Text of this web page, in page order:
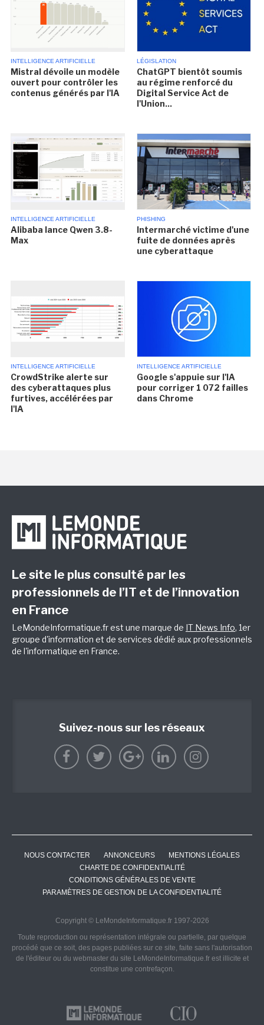
INTELLIGENCE ARTIFICIELLE
Mistral dévoile un modèle
ouvert pour contrôler les
contenus générés par l'IA
LÉGISLATION
ChatGPT bientôt soumis
au régime renforcé du
Digital Service Act de
l'Union...
INTELLIGENCE ARTIFICIELLE
Alibaba lance Qwen 3.8-
Max
PHISHING
Intermarché victime d'une
fuite de données après
une cyberattaque
INTELLIGENCE ARTIFICIELLE
CrowdStrike alerte sur
des cyberattaques plus
furtives, accélérées par
l'IA
INTELLIGENCE ARTIFICIELLE
Google s'appuie sur l'IA
pour corriger 1 072 failles
dans Chrome
Le site le plus consulté par les
professionnels de l’IT et de l’innovation
en France
LeMondeInformatique.fr est une marque de IT News Info, 1er
groupe d'information et de services dédié aux professionnels
de l'informatique en France.
Suivez-nous sur les réseaux
NOUS CONTACTER ANNONCEURS
MENTIONS LÉGALES
CHARTE DE CONFIDENTIALITÉ
CONDITIONS GÉNÉRALES DE VENTE
PARAMÈTRES DE GESTION DE LA CONFIDENTIALITÉ
Copyright © LeMondeInformatique.fr 1997-2026
Toute reproduction ou représentation intégrale ou partielle, par quelque
procédé que ce soit, des pages publiées sur ce site, faite sans l'autorisation
de l'éditeur ou du webmaster du site LeMondeInformatique.fr est illicite et
constitue une contrefaçon.